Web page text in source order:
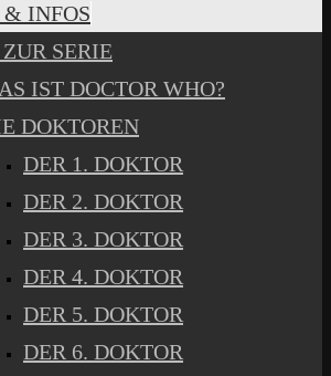
INFOS
SERIE
IST DOCTOR WHO?
DOKTOREN
DER 1. DOKTOR
DER 2. DOKTOR
DER 3. DOKTOR
DER 4. DOKTOR
DER 5. DOKTOR
DER 6. DOKTOR